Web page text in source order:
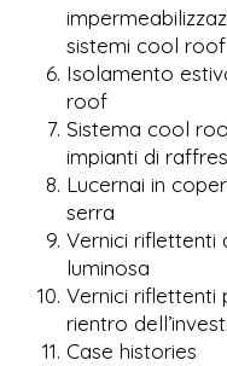
sistemi cool roof
Isolamento
roof
Sistema cool
impianti di
Lucernai in
serra
Vernici riflettenti
luminosa
Vernici
rientro
Case histories